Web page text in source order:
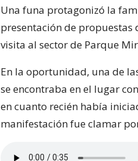
Una funa protagonizó la
presentación de
visita al sector de Parque
En la oportunidad, una de
se encontraba en el lugar
en cuanto recién había
manifestación fue clamar